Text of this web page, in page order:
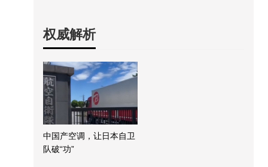
权威解析
中国产空调，让日本自卫
队破“功”